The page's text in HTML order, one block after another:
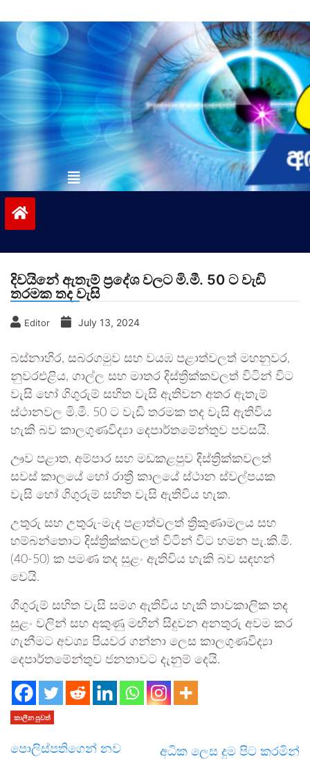
to
contentvinivida.lk
දිවයිනේ ඇතැම් ප්‍රදේශ වලට මි.මී. 50 ට වැඩි
තරමක තද වැසි
Editor July 13, 2024
බස්නාහිර, සබරගමුව සහ වයඹ පළාත්වලත් මහනුවර,
නුවරඑළිය, ගාල්ල සහ මාතර දිස්ත්‍රික්කවලත් විටින් විට
වැසි හෝ ගිගුරුම් සහිත වැසි ඇතිවන අතර ඇතැම්
ස්ථානවල මි.මී. 50 ට වැඩි තරමක තද වැසි ඇතිවිය
හැකි බව කාලගුණවිද්‍යා දෙපාර්තමේන්තුව පවසයි.
ඌව පළාත, අම්පාර සහ මඩකළපුව දිස්ත්‍රික්කවලත්
සවස් කාලයේ හෝ රාත්‍රී කාලයේ ස්ථාන ස්වල්පයක
වැසි හෝ ගිගුරුම් සහිත වැසි ඇතිවිය හැක.
උතුරු සහ උතුරු-මැද පළාත්වලත් ත්‍රිකුණාමලය සහ
හම්බන්තොට දිස්ත්‍රික්කවලත් විටින් විට හමන පැ.කි.මී.
(40-50) ක පමණ තද සුළං ඇතිවිය හැකි බව සඳහන්
වෙයි.
ගිගුරුම් සහිත වැසි සමග ඇතිවිය හැකි තාවකාලික තද
සුළං වලින් සහ අකුණු මඟින් සිදුවන අනතුරු අවම කර
ගැනීමට අවශ්‍ය පියවර ගන්නා ලෙස කාලගුණවිද්‍යා
දෙපාර්තමේන්තුව ජනතාවට දැනුම් දෙයි.
කාලීන පුවත්
පොලිස්පතිගෙන් නව
අධික ලෙස දුම පිට කරමින්